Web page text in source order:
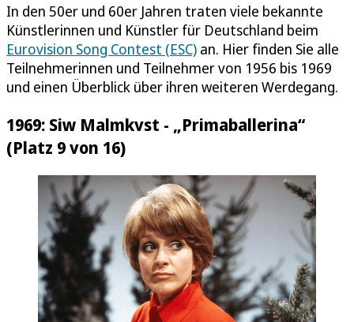
In den 50er und 60er Jahren traten viele bekannte
Künstlerinnen und Künstler für Deutschland beim
Eurovision Song Contest (ESC) an. Hier finden Sie alle
Teilnehmerinnen und Teilnehmer von 1956 bis 1969
und einen Überblick über ihren weiteren Werdegang.
1969: Siw Malmkvst - „Primaballerina“
(Platz 9 von 16)